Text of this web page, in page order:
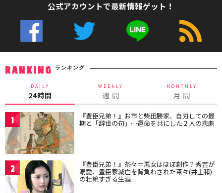
公式アカウントで最新情報ゲット！
RANKING ランキング
DAILY
24時間
WEEKLY
週 間
MONTHLY
月 間
1 『豊臣兄弟！』お市と柴田勝家、自刃しての最
期と「辞世の句」…運命を共にした２人の悲劇
2 『豊臣兄弟！』茶々＝悪女はほぼ創作？秀吉が
溺愛、豊臣家滅亡を背負わされた茶々(井上和)
の壮絶すぎる生涯